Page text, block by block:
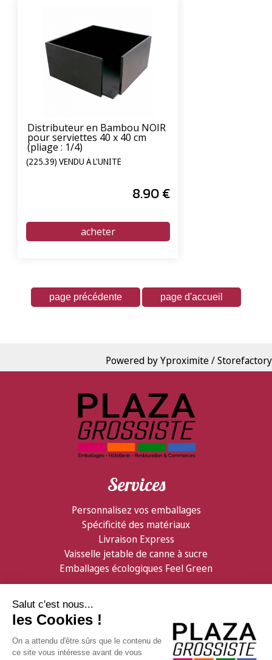
Distributeur en Bambou NOIR
pour serviettes 40 x 40 cm
(pliage : 1/4)
(225.39) VENDU À L'UNITÉ
8.90€
Powered by Yproximite / Storefactory
Services
Personnalisez vos emballages
Spécificité des matériaux
Livraison Express
Vaisselle jetable de canne à sucre
Emballages écologiques Feel Green
Partenaires
Confiserie Foraine
GDB Distribution
Facebook
Qui sommes nous ?
Contactez nous
Livraison & logistique